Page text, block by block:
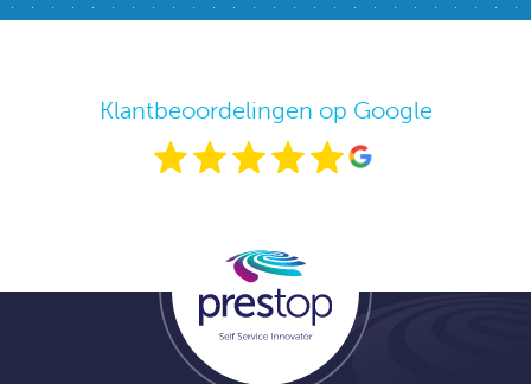
Klantbeoordelingen op Google